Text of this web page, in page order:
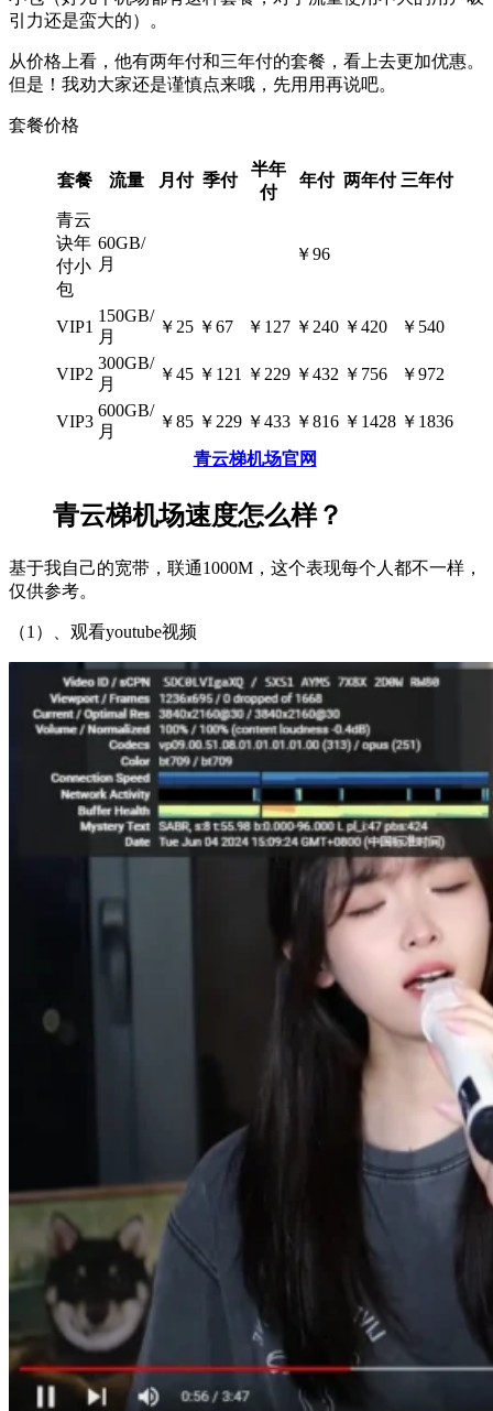
引力还是蛮大的）。
从价格上看，他有两年付和三年付的套餐，看上去更加优惠。
但是！我劝大家还是谨慎点来哦，先用用再说吧。
套餐价格
套餐 流量 月付 季付
半年
付
年付 两年付 三年付
青云
诀年
付小
包
60GB/
月
￥96
VIP1
150GB/
月
￥25 ￥67 ￥127 ￥240 ￥420 ￥540
VIP2
300GB/
月
￥45 ￥121 ￥229 ￥432 ￥756 ￥972
VIP3
600GB/
月
￥85 ￥229 ￥433 ￥816 ￥1428 ￥1836
青云梯机场官网
青云梯机场速度怎么样？
基于我自己的宽带，联通1000M，这个表现每个人都不一样，
仅供参考。
（1）、观看youtube视频